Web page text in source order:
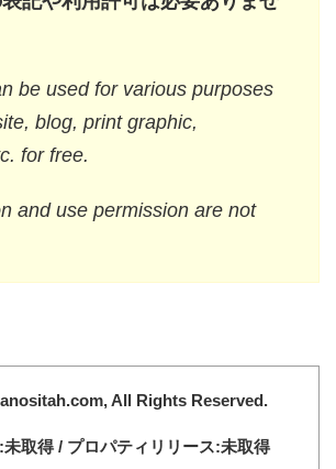
be used for various purposes
blog, print graphic,
for free.
and use permission are not
All Rights Reserved.
取得 / プロパティリリース:未取得